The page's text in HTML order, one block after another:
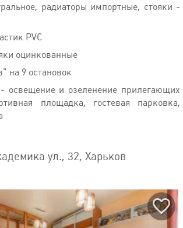
радиаторы импортные, стояки -
PVC
оцинкованные
на 9 остановок
- освещение и озеленение прилегающих
площадка, гостевая парковка,
ул., 32, Харьков